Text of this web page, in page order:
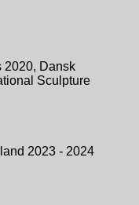
2020, Dansk
Sculpture
2023 - 2024